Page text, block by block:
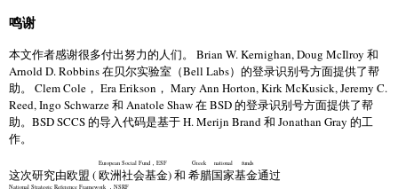
鸣谢
本文作者感谢很多付出努力的人们。 Brian W. Kernighan, Doug McIlroy 和
Arnold D. Robbins 在贝尔实验室（Bell Labs）的登录识别号方面提供了帮
助。 Clem Cole， Era Erikson， Mary Ann Horton, Kirk McKusick, Jeremy C.
Reed, Ingo Schwarze 和 Anatole Shaw 在 BSD 的登录识别号方面提供了帮
助。BSD SCCS 的导入代码是基于 H. Merijn Brand 和 Jonathan Gray 的工
作。
这次研究由欧盟 (欧洲社会基金
European Social Fund，ESF
) 和 希腊国家基金
Greek national funds
通过
National Strategic Reference Framework ，NSRF